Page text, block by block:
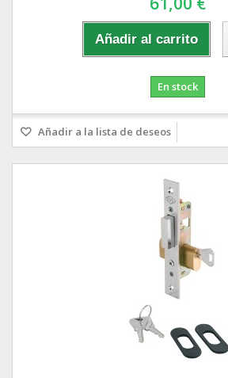
Añadir al carrito
En stock
Añadir a la lista de deseos